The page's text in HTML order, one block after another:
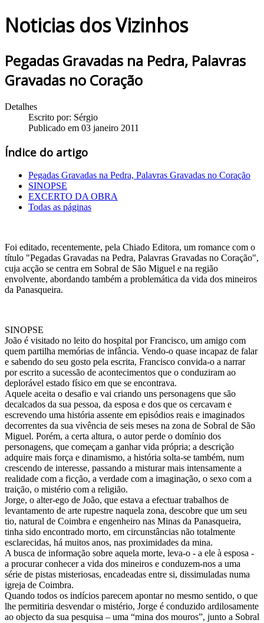
Noticias dos Vizinhos
Pegadas Gravadas na Pedra, Palavras
Gravadas no Coração
Detalhes
Escrito por: Sérgio
Publicado em 03 janeiro 2011
Índice do artigo
Pegadas Gravadas na Pedra, Palavras Gravadas no Coração
SINOPSE
EXCERTO DA OBRA
Todas as páginas
Foi editado, recentemente, pela Chiado Editora, um romance com o
título "Pegadas Gravadas na Pedra, Palavras Gravadas no Coração",
cuja acção se centra em Sobral de São Miguel e na região
envolvente, abordando também a problemática da vida dos mineiros
da Panasqueira.
SINOPSE
João é visitado no leito do hospital por Francisco, um amigo com
quem partilha memórias de infância. Vendo-o quase incapaz de falar
e sabendo do seu gosto pela escrita, Francisco convida-o a narrar
por escrito a sucessão de acontecimentos que o conduziram ao
deplorável estado físico em que se encontrava.
Aquele aceita o desafio e vai criando uns personagens que são
decalcados da sua pessoa, da esposa e dos que os cercavam e
escrevendo uma história assente em episódios reais e imaginados
decorrentes da sua vivência de seis meses na zona de Sobral de São
Miguel. Porém, a certa altura, o autor perde o domínio dos
personagens, que começam a ganhar vida própria; a descrição
adquire mais força e dinamismo, a história solta-se também, num
crescendo de interesse, passando a misturar mais intensamente a
realidade com a ficção, a verdade com a imaginação, o sexo com a
traição, o mistério com a religião.
Jorge, o alter-ego de João, que estava a efectuar trabalhos de
levantamento de arte rupestre naquela zona, descobre que um seu
tio, natural de Coimbra e engenheiro nas Minas da Panasqueira,
tinha sido encontrado morto, em circunstâncias não totalmente
esclarecidas, há muitos anos, nas proximidades da mina.
A busca de informação sobre aquela morte, leva-o - a ele à esposa -
a procurar conhecer a vida dos mineiros e conduzem-nos a uma
série de pistas misteriosas, encadeadas entre si, dissimuladas numa
igreja de Coimbra.
Quando todos os indícios parecem apontar no mesmo sentido, o que
lhe permitiria desvendar o mistério, Jorge é conduzido ardilosamente
ao objecto da sua pesquisa – uma “mina dos mouros”, junto a Sobral